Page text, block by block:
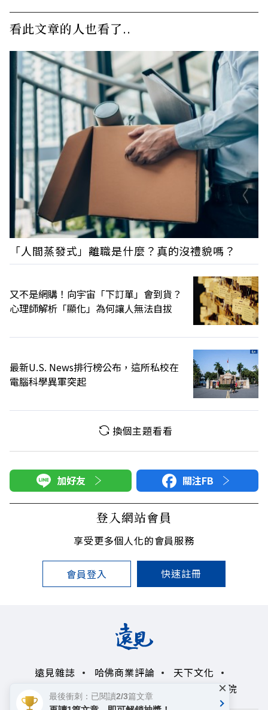
看此文章的人也看了..
「人間蒸發式」離職是什麼？真的沒禮貌嗎？
又不是網購！向宇宙「下訂單」會到貨？
心理師解析「顯化」為何讓人無法自拔
最新U.S. News排行榜公布，這所私校在
電腦科學異軍突起
換個主題看看
加好友 關注FB
登入網站會員
享受更多個人化的會員服務
會員登入 快速註冊
遠見雜誌 哈佛商業評論
天下文化
未來親子學習平台
50+ 領導影響力學院
最後衝刺：已閱讀2/3篇文章 ×